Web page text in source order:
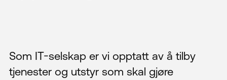
Som IT-selskap er vi opptatt av å tilby
tjenester og utstyr som skal gjøre